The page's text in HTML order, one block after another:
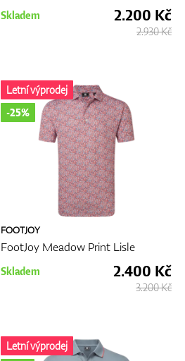
Skladem 2.200 Kč
2.930 Kč
FOOTJOY
FootJoy Meadow Print Lisle
Letní výprodej
-25%
Skladem 2.400 Kč
3.200 Kč
Letní výprodej